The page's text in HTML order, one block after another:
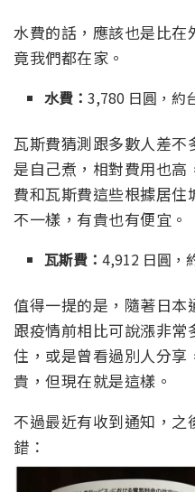
水費的話，應該也是比在
竟我們都在家。
水費：3,780 日圓，約
瓦斯費猜測跟多數人差
是自己煮，相對費用也
費和瓦斯費這些根據居
不一樣，有貴也有便宜。
瓦斯費：4,912 日圓，
值得一提的是，隨著日
跟疫情前相比可說漲非
住，或是曾看過別人分享
貴，但現在就是這樣。
不過最近有收到通知，之
錯：